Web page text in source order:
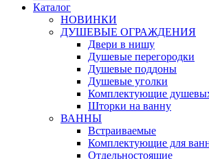
Каталог
НОВИНКИ
ДУШЕВЫЕ ОГРАЖДЕНИЯ
Двери в нишу
Душевые перегородки
Душевые поддоны
Душевые уголки
Комплектующие
Шторки на ванну
ВАННЫ
Встраиваемые
Комплектующие для
Отдельностоящие